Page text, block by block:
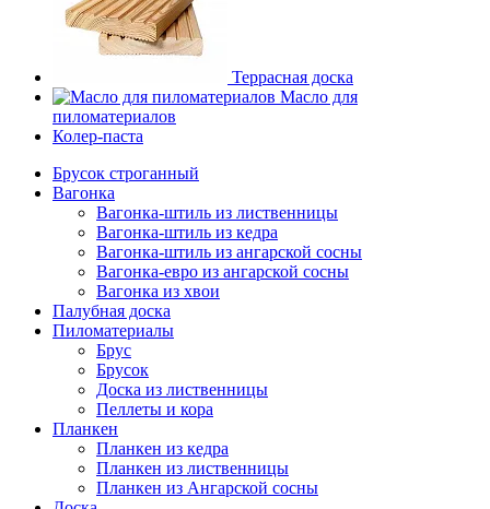
Террасная доска
Масло для
пиломатериалов
Колер-паста
Брусок строганный
Вагонка
Вагонка-штиль из лиственницы
Вагонка-штиль из кедра
Вагонка-штиль из ангарской сосны
Вагонка-евро из ангарской сосны
Вагонка из хвои
Палубная доска
Пиломатериалы
Брус
Брусок
Доска из лиственницы
Пеллеты и кора
Планкен
Планкен из кедра
Планкен из лиственницы
Планкен из Ангарской сосны